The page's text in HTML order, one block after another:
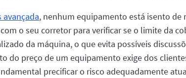
avançada, nenhum equipamento está isento de
o seu corretor para verificar se o limite da
da máquina, o que evita possíveis
do preço de um equipamento exige dos
precificar o risco adequadamente